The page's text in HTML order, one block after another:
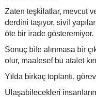
Zaten teşkilatlar, mevcut
derdini taşıyor, sivil
öte bir irade gösteremiyor.
Sonuç bile alınmasa bir
olur, maalesef bu atalet
Yılda birkaç toplantı,
Ulaşabilecekleri